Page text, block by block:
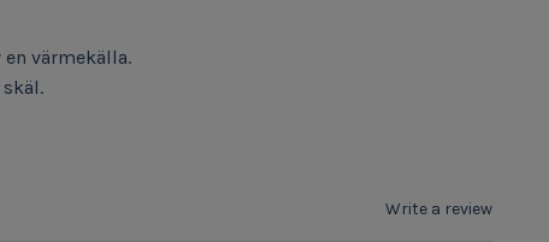
värmekälla.
Write a review